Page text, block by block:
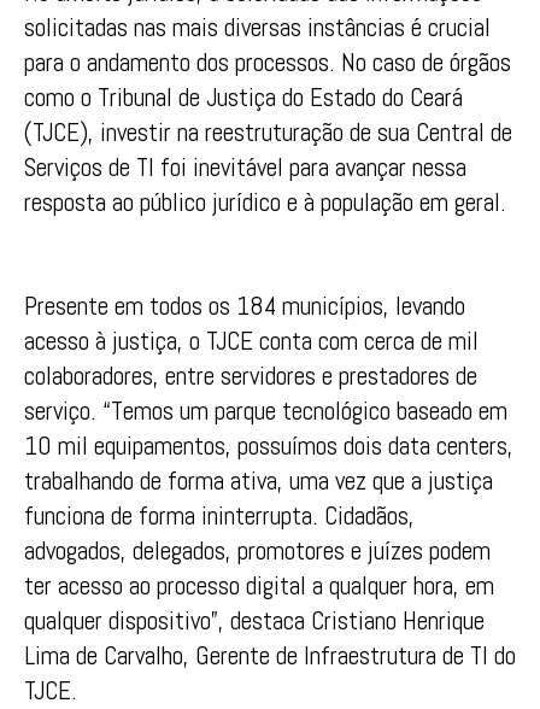
solicitadas nas mais diversas instâncias é crucial
para o andamento dos processos. No caso de órgãos
como o Tribunal de Justiça do Estado do Ceará
(TJCE), investir na reestruturação de sua Central de
Serviços de TI foi inevitável para avançar nessa
resposta ao público jurídico e à população em geral.
Presente em todos os 184 municípios, levando
acesso à justiça, o TJCE conta com cerca de mil
colaboradores, entre servidores e prestadores de
serviço. “Temos um parque tecnológico baseado em
10 mil equipamentos, possuímos dois data centers,
trabalhando de forma ativa, uma vez que a justiça
funciona de forma ininterrupta. Cidadãos,
advogados, delegados, promotores e juízes podem
ter acesso ao processo digital a qualquer hora, em
qualquer dispositivo”, destaca Cristiano Henrique
Lima de Carvalho, Gerente de Infraestrutura de TI do
TJCE.